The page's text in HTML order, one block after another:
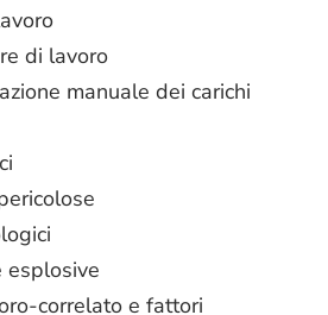
di lavoro
manuale dei carichi
esplosive
correlato e fattori